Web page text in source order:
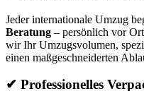
Jeder internationale Umzug
Beratung – persönlich vor
wir Ihr Umzugsvolumen,
einen maßgeschneiderten
✔ Professionelles